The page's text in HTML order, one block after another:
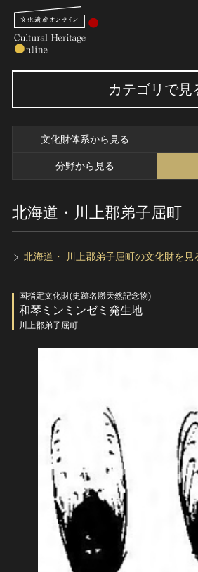
トップ
作品一覧
カテゴリで見る
全国の美術館・博物館
世界遺産
媒体資
博物館
文化庁
サイト
文化遺産データベース
国指定文化財等データベース
カテゴリで見
文化財体系から見る
分野から見る
北海道・川上郡弟子屈町
北海道・ 川上郡弟子屈町の文化財を見
国指定文化財(史跡名勝天然記念物)
和琴ミンミンゼミ発生地
川上郡弟子屈町